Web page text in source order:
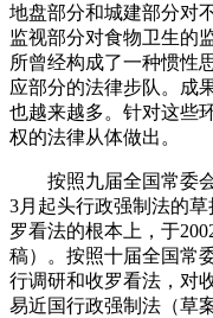
地盘部分和城建部分对
监视部分对食物卫生的
所曾经构成了一种惯性
应部分的法律步队。成
也越来越多。针对这些
权的法律从体做出。
按照九届全国常委会
3月起头行政强制法的
罗看法的根本上，于
稿）。按照十届全国常
行调研和收罗看法，对
易近国行政强制法（草